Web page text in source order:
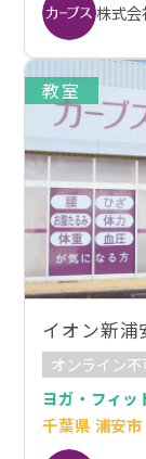
株式
教室
イオン新浦
オンライン不
ヨガ・フィッ
千葉県 浦安市